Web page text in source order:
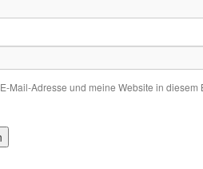
Mail-Adresse und meine Website in